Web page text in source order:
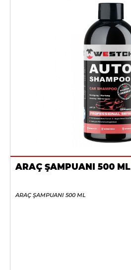
ARAÇ ŞAMPUANI 500 ML
ARAÇ ŞAMPUANI 500 ML